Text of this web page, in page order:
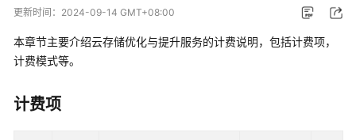
公
产
介
绍
更新时间： 2024-09-14 GMT+08:00
本章节主要介绍云存储优化与提升服务的计费说明，包括计费项，
计费模式等。
计费项